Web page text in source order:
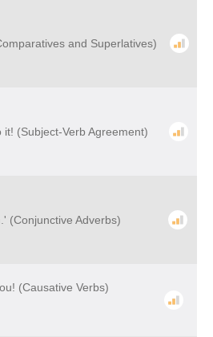
and Superlatives)
(Subject-Verb Agreement)
(Conjunctive Adverbs)
(Causative Verbs)